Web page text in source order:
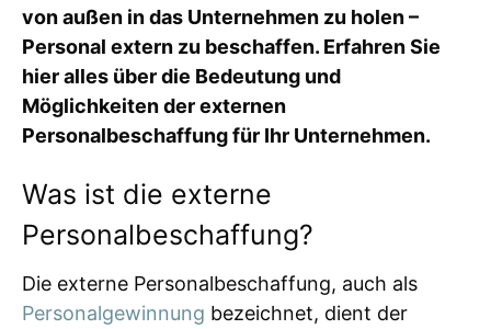
von außen in das Unternehmen zu holen –
Personal extern zu beschaffen. Erfahren Sie
hier alles über die Bedeutung und
Möglichkeiten der externen
Personalbeschaffung für Ihr Unternehmen.
Was ist die externe
Personalbeschaffung?
Die externe Personalbeschaffung, auch als
Personalgewinnung bezeichnet, dient der